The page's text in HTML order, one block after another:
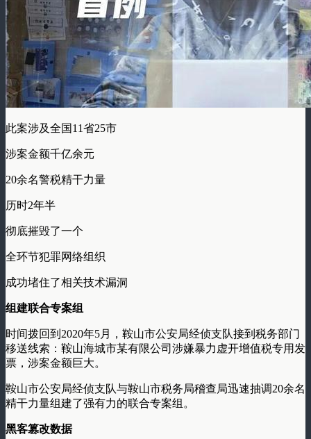
此案涉及全国11省25市
涉案金额千亿余元
20余名警税精干力量
历时2年半
彻底摧毁了一个
全环节犯罪网络组织
成功堵住了相关技术漏洞
组建联合专案组
时间拨回到2020年5月，鞍山市公安局经侦支队接到税务部门
移送线索：鞍山海城市某有限公司涉嫌暴力虚开增值税专用发
票，涉案金额巨大。
鞍山市公安局经侦支队与鞍山市税务局稽查局迅速抽调20余名
精干力量组建了强有力的联合专案组。
黑客篡改数据